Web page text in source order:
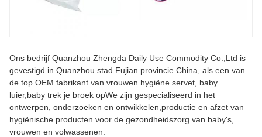
Ons bedrijf Quanzhou Zhengda Daily Use Commodity Co.,Ltd is
gevestigd in Quanzhou stad Fujian provincie China, als een van
de top OEM fabrikant van vrouwen hygiëne servet, baby
luier,baby trek je broek opWe zijn gespecialiseerd in het
ontwerpen, onderzoeken en ontwikkelen,productie en afzet van
hygiënische producten voor de gezondheidszorg van baby's,
vrouwen en volwassenen.